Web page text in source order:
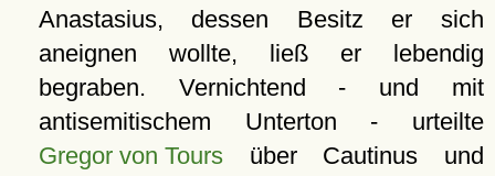
Anastasius, dessen Besitz er sich
aneignen wollte, ließ er lebendig
begraben. Vernichtend - und mit
antisemitischem Unterton - urteilte
Gregor von Toursüber Cautinus und